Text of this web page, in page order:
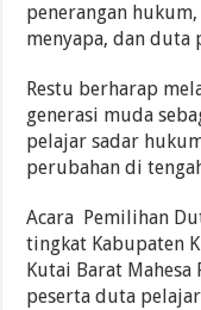
penerangan
menyapa, dan duta
Restu berharap
generasi muda
pelajar sadar
perubahan di
Acara Pemilihan
tingkat Kabupaten
Kutai Barat
peserta duta